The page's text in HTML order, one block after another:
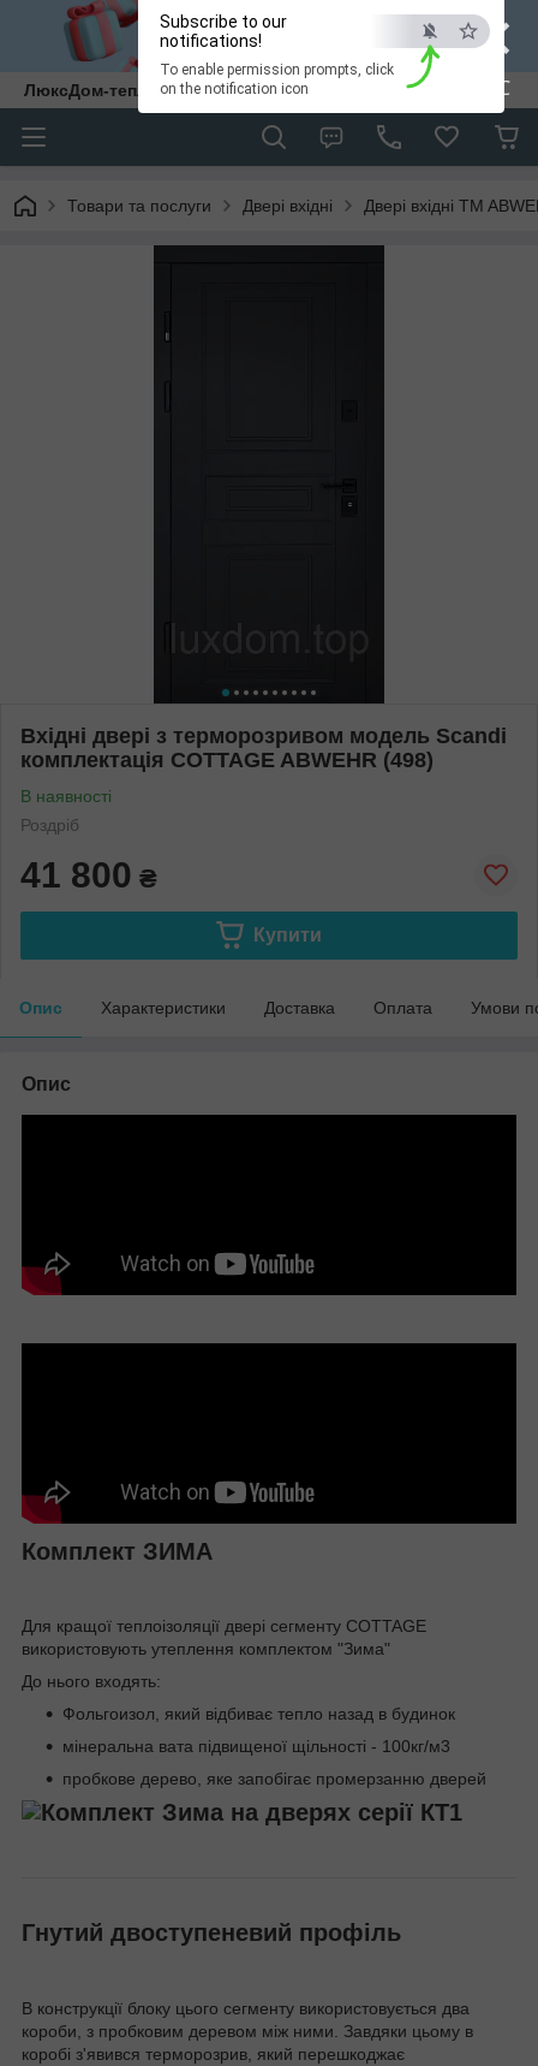
×
ESC
Subscribe to our
notifications!
To enable permission prompts, click
on the notification icon
ЛюксДом-тепло та затишок у кожен дім.
Товари та послуги Двері вхідні Двері вхідні TM
Вхідні двері з терморозривом модель Scandi
комплектація COTTAGE ABWEHR (498)
В наявності
Роздріб
41 800 ₴
Купити
Опис Характеристики Доставка Оплата Умови
Опис
Комплект ЗИМА
Для кращої теплоізоляції двері сегменту COTTAGE
використовують утеплення комплектом "Зима"
До нього входять:
Фольгоизол, який відбиває тепло назад в будинок
мінеральна вата підвищеної щільності - 100кг/м3
пробкове дерево, яке запобігає промерзанню дверей
Гнутий двоступеневий профіль
В конструкції блоку цього сегменту використовується два
короби, з пробковим деревом між ними. Завдяки цьому в
коробі з'явився терморозрив, який перешкоджає